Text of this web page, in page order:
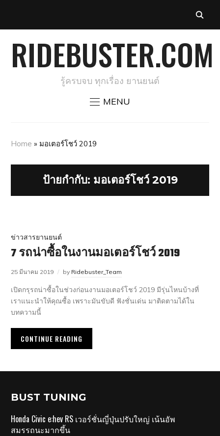
RIDEBUSTER.COM
รู้ครบจบ ทุกเรื่อง ยานยนต์
MENU
Home » มอเตอร์โชว์ 2019
ป้ายกำกับ: มอเตอร์โชว์ 2019
ข่าวสารยานยนต์
7 รถน่าซื้อในงานมอเตอร์โชว์ 2019
25 มีนาคม 2019 by Ridebuster_Team
เปิดกรุรถน่าซื้อในช่วงก่อนงานมอเตอร์โชว์ 2019 มีรุ่นไหนบ้างที่
เราแนะนำให้คุณซื้อ เพราะมันขับดี ฟังชั่นเด่น มาติดตามได้ใน
บทความนี้
CONTINUE READING
BUST TUNING
Honda Civic e:hev RS เวอร์ชั่นญี่ปุ่นปรับใหญ่ เน้นอัพ
สมรรถนะมากขึ้น